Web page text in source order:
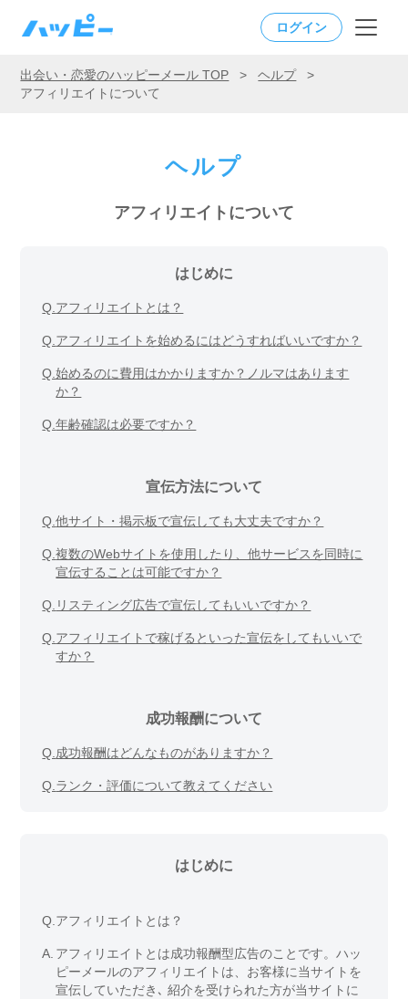
ログイン
出会い・恋愛のハッピーメール TOP > ヘルプ
>
アフィリエイトについて
ヘルプ
アフィリエイトについて
はじめに
Q. アフィリエイトとは？
Q. アフィリエイトを始めるにはどうすればいいですか？
Q.始めるのに費用はかかりますか？ノルマはあります
か？
Q.年齢確認は必要ですか？
宣伝方法について
Q.他サイト・掲示板で宣伝しても大丈夫ですか？
Q.複数のWebサイトを使用したり、他サービスを同時に
宣伝することは可能ですか？
Q. リスティング広告で宣伝してもいいですか？
Q. アフィリエイトで稼げるといった宣伝をしてもいいで
すか？
成功報酬について
Q. 成功報酬はどんなものがありますか？
Q. ランク・評価について教えてください
はじめに
Q. アフィリエイトとは？
A. アフィリエイトとは成功報酬型広告のことです。ハッ
ピーメールのアフィリエイトは、お客様に当サイトを
宣伝していただき､ 紹介を受けられた方が当サイトに